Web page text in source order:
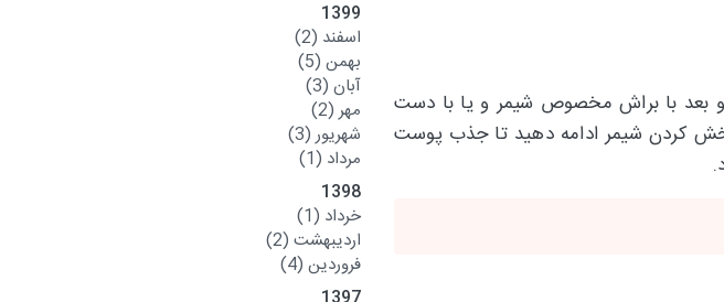
و بعد با براش مخصوص شیمر و یا با دست
کردن شیمر ادامه دهید تا جذب پوست
1399
اسفند (2)
بهمن (5)
آبان (3)
مهر (2)
شهریور (3)
مرداد (1)
1398
خرداد (1)
اردیبهشت (2)
فروردین (4)